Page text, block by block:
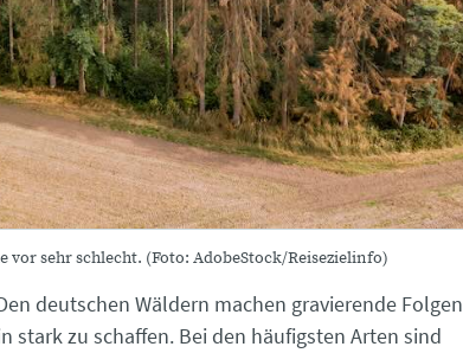
vor sehr schlecht. (Foto: AdobeStock/Reisezielinfo)
deutschen Wäldern machen gravierende Folgen
stark zu schaffen. Bei den häufigsten Arten sind